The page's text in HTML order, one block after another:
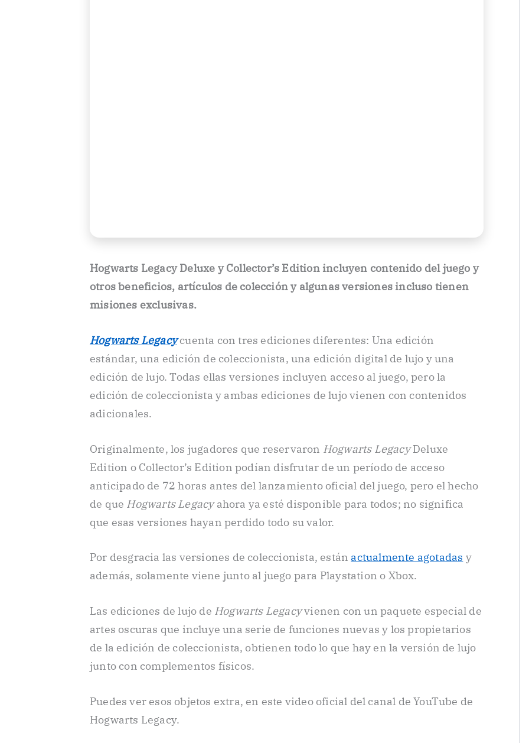
Hogwarts Legacy Deluxe y Collector’s Edition incluyen contenido del juego y
otros beneficios, artículos de colección y algunas versiones incluso tienen
misiones exclusivas.
Hogwarts Legacycuenta con tres ediciones diferentes: Una edición
estándar, una edición de coleccionista, una edición digital de lujo y una
edición de lujo. Todas ellas versiones incluyen acceso al juego, pero la
edición de coleccionista y ambas ediciones de lujo vienen con contenidos
adicionales.
Originalmente, los jugadores que reservaron Hogwarts LegacyDeluxe
Edition o Collector’s Edition podían disfrutar de un período de acceso
anticipado de 72 horas antes del lanzamiento oficial del juego, pero el hecho
de que Hogwarts Legacyahora ya esté disponible para todos; no significa
que esas versiones hayan perdido todo su valor.
Por desgracia las versiones de coleccionista, están actualmente agotadas y
además, solamente viene junto al juego para Playstation o Xbox.
Las ediciones de lujo de Hogwarts Legacyvienen con un paquete especial de
artes oscuras que incluye una serie de funciones nuevas y los propietarios
de la edición de coleccionista, obtienen todo lo que hay en la versión de lujo
junto con complementos físicos.
Puedes ver esos objetos extra, en este video oficial del canal de YouTube de
Hogwarts Legacy.